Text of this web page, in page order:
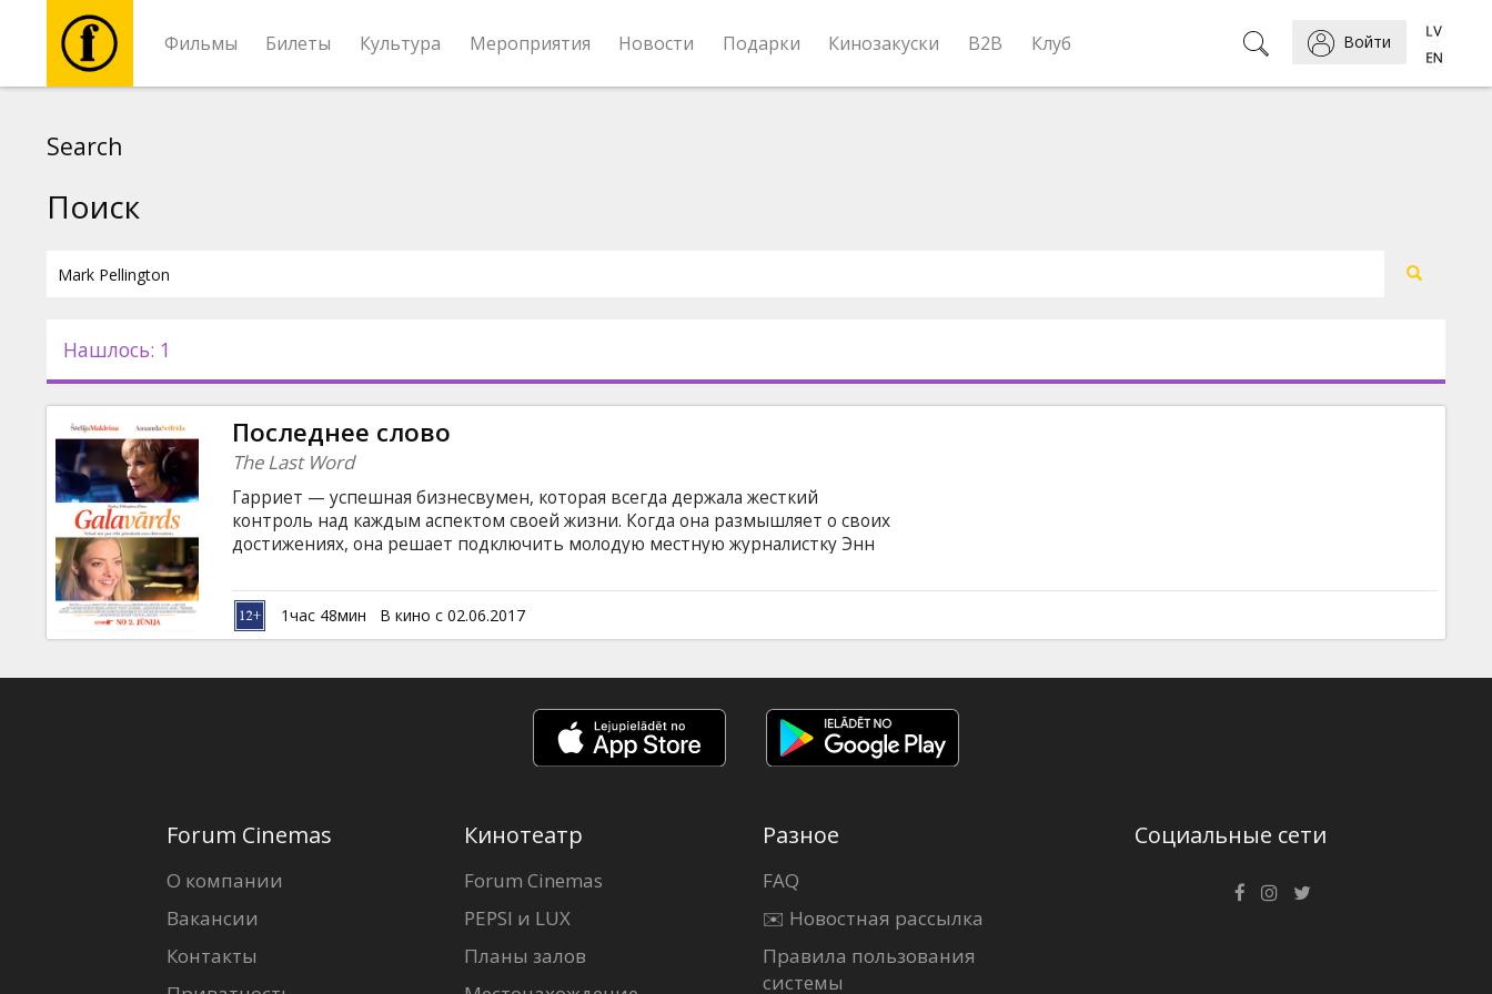
Фильмы Билеты Культура Мероприятия Новости Подарки Кинозакуски B2B Клуб Войти
Новости
Подарки
Кинозакуски
B2B
Клуб
Search
Поиск
Нашлось: 1
Последнее слово
The Last Word
Гарриет — успешная бизнесвумен, которая всегда держала жесткий
контроль над каждым аспектом своей жизни. Когда она размышляет о своих
достижениях, она решает подключить молодую местную журналистку Энн
соответствует высоким ожиданиям Гарриет, то она изменяет свои
воспоминания, но Энн не хочет быть к этому причастна. Как
разворачивается история, так две женщины развивают уникальную связь,
английском языке с субтитрами на латышском и русском языках.
1час 48мин В кино с 02.06.2017
Forum Cinemas
О компании
Вакансии
Контакты
Кинотеатр
Forum Cinemas
PEPSI и LUX
Планы залов
Разное
FAQ
✉️ Новостная рассылка
Правила пользования
системы
Социальные сети